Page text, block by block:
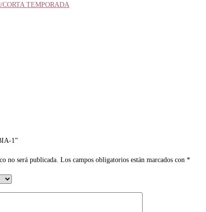
CORTA TEMPORADA
1”
no será publicada. Los campos obligatorios están marcados con *